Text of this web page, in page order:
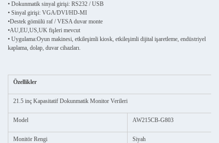
• Dokunmatik sinyal girişi: RS232 / USB
• Sinyal girişi: VGA/DVI/HD-MI
•Destek gömülü raf / VESA duvar monte
•AU,EU,US,UK fişleri mevcut
• Uygulama:Oyun makinesi, etkileşimli kiosk, etkileşimli dijital işaretleme, endüstriyel
kaplama, dolap, duvar cihazları.
Özellikler
21.5 inç Kapasitatif Dokunmatik Monitor Verileri
Model AW215CB-G803
Monitör Rengi Siyah